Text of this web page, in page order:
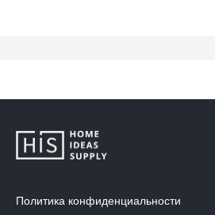
Политика конфиденциальности